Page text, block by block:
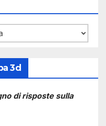
3d
di risposte sulla